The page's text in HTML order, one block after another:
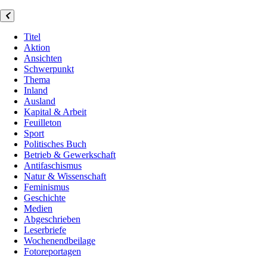
Titel
Aktion
Ansichten
Schwerpunkt
Thema
Inland
Ausland
Kapital & Arbeit
Feuilleton
Sport
Politisches Buch
Betrieb & Gewerkschaft
Antifaschismus
Natur & Wissenschaft
Feminismus
Geschichte
Medien
Abgeschrieben
Leserbriefe
Wochenendbeilage
Fotoreportagen